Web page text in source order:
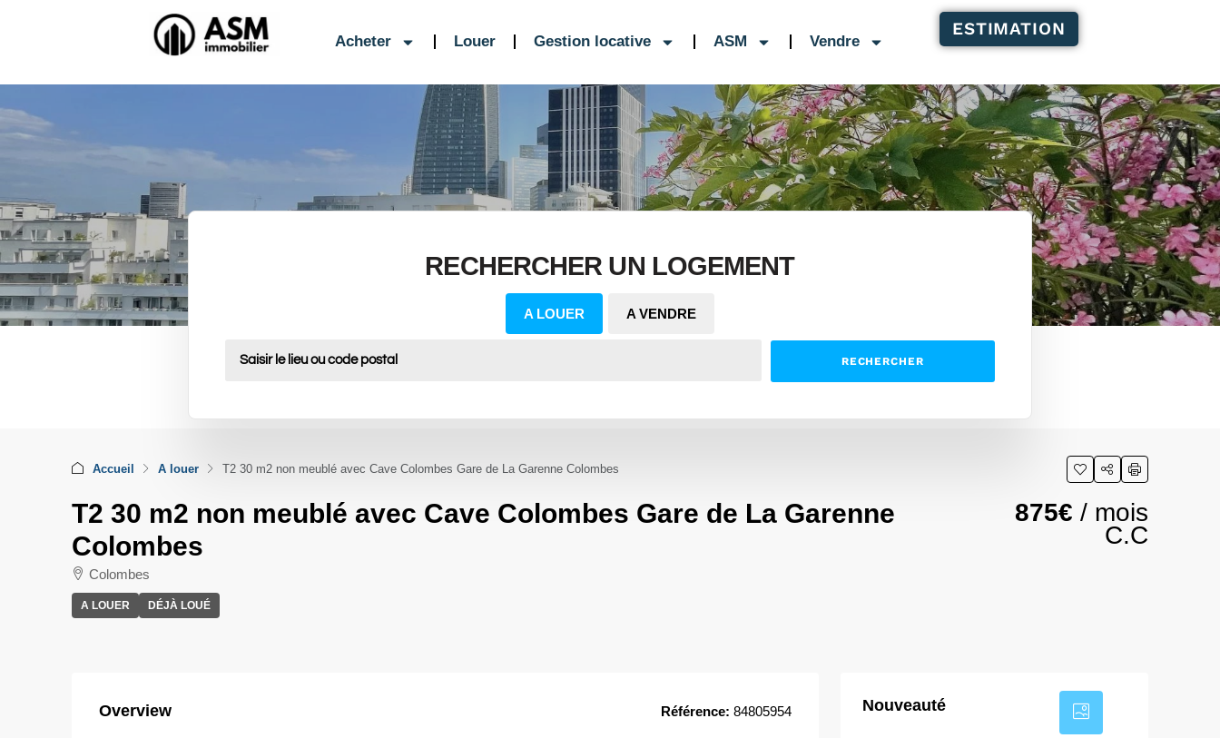
Acheter Louer Gestion locative ASM Vendre
ESTIMATION
RECHERCHER UN LOGEMENT
A LOUER A VENDRE
RECHERCHER
Accueil A louer T2 30 m2 non meublé avec Cave Colombes Gare de La Garenne Colombes
T2 30 m2 non meublé avec Cave Colombes Gare de La Garenne
Colombes
Colombes
A LOUER DÉJÀ LOUÉ
875€ / mois
C.C
Overview Référence: 84805954 Nouveauté